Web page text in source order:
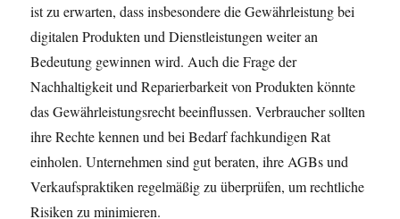
ist zu erwarten, dass insbesondere die Gewährleistung bei
digitalen Produkten und Dienstleistungen weiter an
Bedeutung gewinnen wird. Auch die Frage der
Nachhaltigkeit und Reparierbarkeit von Produkten könnte
das Gewährleistungsrecht beeinflussen. Verbraucher sollten
ihre Rechte kennen und bei Bedarf fachkundigen Rat
einholen. Unternehmen sind gut beraten, ihre AGBs und
Verkaufspraktiken regelmäßig zu überprüfen, um rechtliche
Risiken zu minimieren.